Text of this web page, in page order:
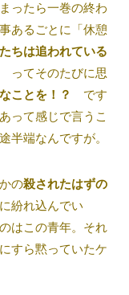
ったら一巻の終わ
あるごとに「休憩
ちは追われている
ってそのたびに思
ことを！？
です
って感じで言うこ
半端なんですが。
の殺されたはずの
紛れ込んでい
はこの青年。それ
すら黙っていたケ